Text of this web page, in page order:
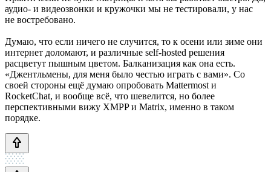
аудио‑ и видеозвонки и кружочки мы не тестировали, у нас
не востребовано.
Думаю, что если ничего не случится, то к осени или зиме они
интернет доломают, и различные self‑hosted решения
расцветут пышным цветом. Балканизация как она есть.
«Джентльмены, для меня было честью играть с вами». Со
своей стороны ещё думаю опробовать Mattermost и
RocketChat, и вообще всё, что шевелится, но более
перспективными вижу XMPP и Matrix, именно в таком
порядке.